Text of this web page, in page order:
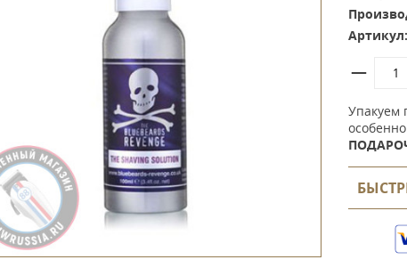
Артикул:
Упакуем